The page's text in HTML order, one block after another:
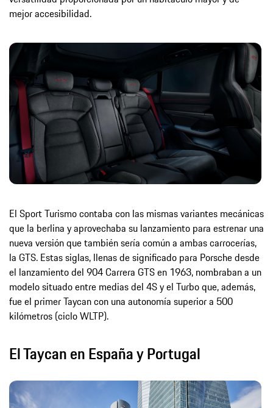
mejor accesibilidad.
El Sport Turismo contaba con las mismas variantes mecánicas
que la berlina y aprovechaba su lanzamiento para estrenar una
nueva versión que también sería común a ambas carrocerías,
la GTS. Estas siglas, llenas de significado para Porsche desde
el lanzamiento del 904 Carrera GTS en 1963, nombraban a un
modelo situado entre medias del 4S y el Turbo que, además,
fue el primer Taycan con una autonomía superior a 500
kilómetros (ciclo WLTP).
El Taycan en España y Portugal